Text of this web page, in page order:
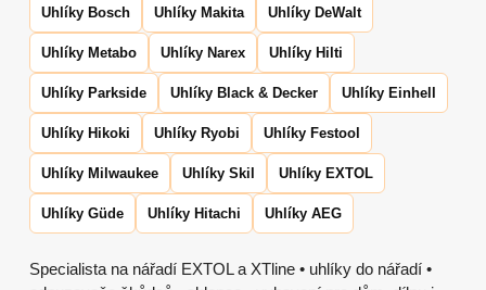
Uhlíky Bosch Uhlíky Makita Uhlíky DeWalt
Uhlíky Metabo Uhlíky Narex Uhlíky Hilti
Uhlíky Parkside Uhlíky Black & Decker Uhlíky Einhell
Uhlíky Hikoki Uhlíky Ryobi Uhlíky Festool
Uhlíky Milwaukee Uhlíky Skil Uhlíky EXTOL
Uhlíky Güde Uhlíky Hitachi Uhlíky AEG
Specialista na nářadí EXTOL a XTline • uhlíky do nářadí •